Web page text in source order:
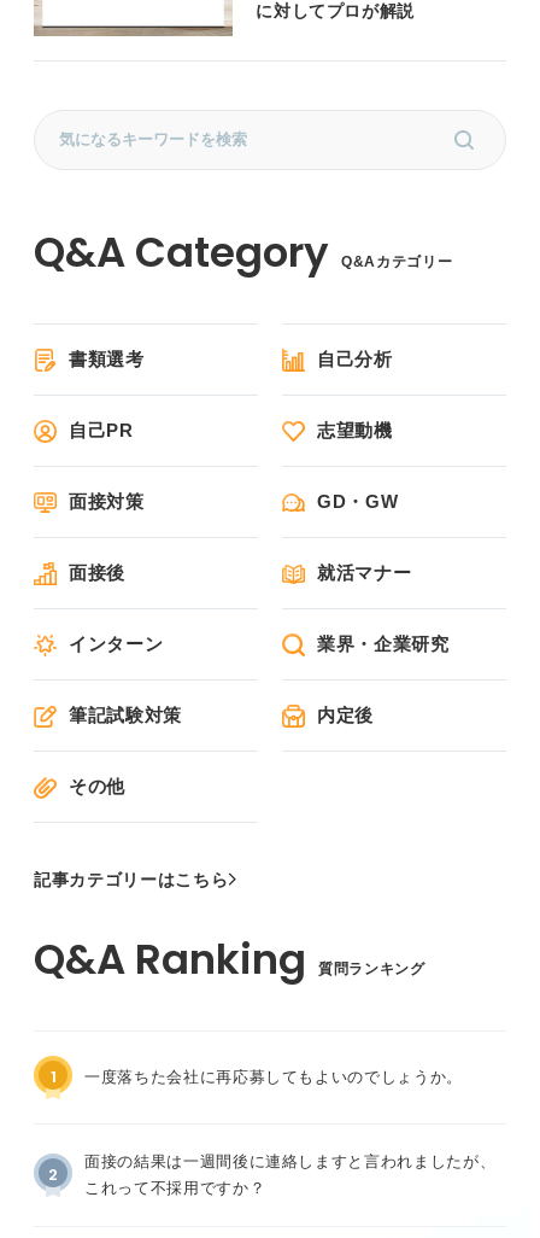
に対してプロが解説
Q&Aカテゴリー
書類選考 自己分析
自己PR 志望動機
面接対策 GD・GW
面接後 就活マナー
インターン 業界・企業研究
筆記試験対策 内定後
その他
記事カテゴリーはこちら
質問ランキング
1 一度落ちた会社に再応募してもよいのでしょうか。
2
面接の結果は一週間後に連絡しますと言われましたが、
これって不採用ですか？